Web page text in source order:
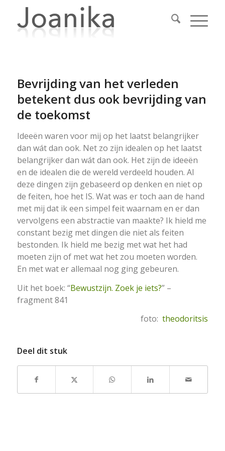
Bevrijding van het verleden
betekent dus ook bevrijding van
de toekomst
Ideeën waren voor mij op het laatst belangrijker
dan wát dan ook. Net zo zijn idealen op het laatst
belangrijker dan wát dan ook. Het zijn de ideeën
en de idealen die de wereld verdeeld houden. Al
deze dingen zijn gebaseerd op denken en niet op
de feiten, hoe het IS. Wat was er toch aan de hand
met mij dat ik een simpel feit waarnam en er dan
vervolgens een abstractie van maakte? Ik hield me
constant bezig met dingen die niet als feiten
bestonden. Ik hield me bezig met wat het had
moeten zijn of met wat het zou moeten worden.
En met wat er allemaal nog ging gebeuren.
Uit het boek: “Bewustzijn. Zoek je iets?” –
fragment 841
foto:theodoritsis
Deel dit stuk